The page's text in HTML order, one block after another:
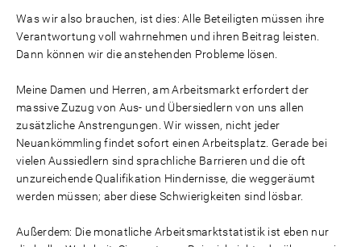
Was wir also brauchen, ist dies: Alle Beteiligten müssen ihre
Verantwortung voll wahrnehmen und ihren Beitrag leisten.
Dann können wir die anstehenden Probleme lösen.
Meine Damen und Herren, am Arbeitsmarkt erfordert der
massive Zuzug von Aus- und Übersiedlern von uns allen
zusätzliche Anstrengungen. Wir wissen, nicht jeder
Neuankömmling findet sofort einen Arbeitsplatz. Gerade bei
vielen Aussiedlern sind sprachliche Barrieren und die oft
unzureichende Qualifikation Hindernisse, die weggeräumt
werden müssen; aber diese Schwierigkeiten sind lösbar.
Außerdem: Die monatliche Arbeitsmarktstatistik ist eben nur